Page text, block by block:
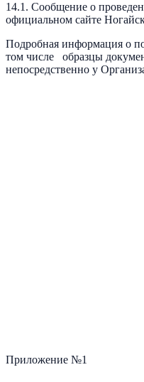
14.1. Сообщение о
официальном сайте
Подробная информация о
том числе образцы
непосредственно у
Приложение №1